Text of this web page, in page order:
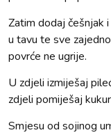
Zatim dodaj češnjak
u tavu te sve
povrće ne ugrije.
U zdjeli izmiješaj
zdjeli pomiješaj
Smjesu od sojinog